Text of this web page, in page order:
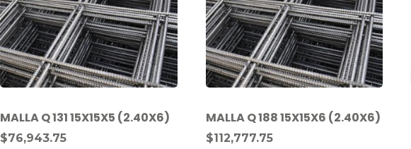
MALLA Q 131 15X15X5 (2.40X6)
$76,943.75
MALLA Q 188 15X15X6 (2.40X6)
$112,777.75